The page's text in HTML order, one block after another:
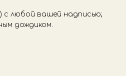
с любой вашей надписью;
дождиком.